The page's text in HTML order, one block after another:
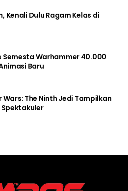
Kenali Dulu Ragam Kelas di
Semesta Warhammer 40.000
Baru
Wars: The Ninth Jedi Tampilkan